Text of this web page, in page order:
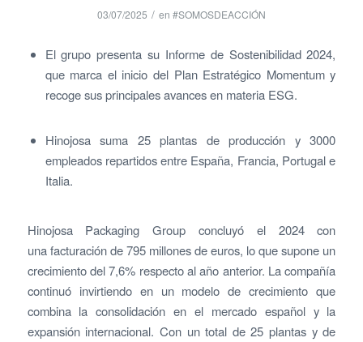
03/07/2025 / en #SOMOSDEACCIÓN
El grupo presenta su Informe de Sostenibilidad 2024,
que marca el inicio del Plan Estratégico Momentum y
recoge sus principales avances en materia ESG.
Hinojosa suma 25 plantas de producción y 3000
empleados repartidos entre España, Francia, Portugal e
Italia.
Hinojosa Packaging Group concluyó el 2024 con
unafacturación de 795 millones de euros, lo que supone un
crecimiento del 7,6% respecto al año anterior. La compañía
continuó invirtiendo en un modelo de crecimiento que
combina la consolidación en el mercado español y la
expansión internacional. Con un total de 25 plantas y de